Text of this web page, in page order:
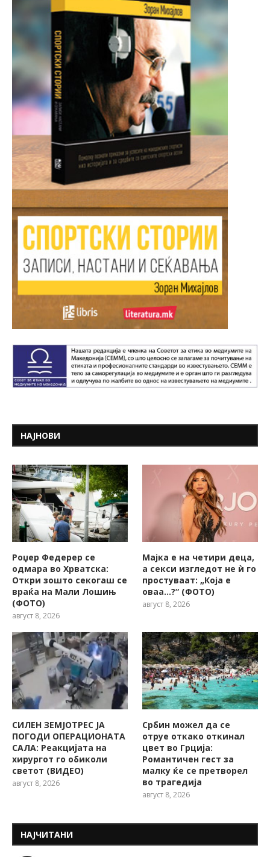
НАЈНОВИ
Роџер Федерер се
одмара во Хрватска:
Откри зошто секогаш се
враќа на Мали Лошињ
(ФОТО)
август 8, 2026
Мајка е на четири деца,
а секси изгледот не ѝ го
простуваат: „Која е
оваа…?“ (ФОТО)
август 8, 2026
СИЛЕН ЗЕМЈОТРЕС ЈА
ПОГОДИ ОПЕРАЦИОНАТА
САЛА: Реакцијата на
хирургот го обиколи
светот (ВИДЕО)
август 8, 2026
Србин можел да се
отруе откако откинал
цвет во Грција:
Романтичен гест за
малку ќе се претворел
во трагедија
август 8, 2026
НАЈЧИТАНИ